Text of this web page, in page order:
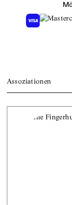
Assoziationen